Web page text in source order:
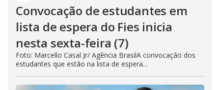
Convocação de estudantes em
lista de espera do Fies inicia
nesta sexta-feira (7)
Foto: Marcello Casal Jr/ Agência BrasilA convocação dos
estudantes que estão na lista de espera...